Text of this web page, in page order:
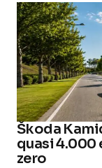
Škoda
quasi 4.000
zero